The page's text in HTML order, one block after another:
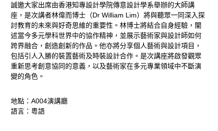
動
態、
活
動
及
誠邀大家出席由香港知專設計學院傳意設計學系舉辦的大師講
座，是次講者林偉而博士（Dr William Lim）將與聽眾一同深入探
討教育的未來與好奇思維的重要性。林博士將結合自身經驗，闡
述當今多元學科世界中的協作精神，並展示藝術家與設計師如何
跨界融合，創造創新的作品。他亦將分享個人藝術與設計項目，
包括引人入勝的裝置藝術及時裝設計合作。是次講座將啟發觀眾
重新思考創意協同的意義，以及藝術家在多元專業領域中不斷演
變的角色。
地點：A004演講廳
語言：粵語